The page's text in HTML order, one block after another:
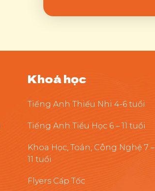
Khoá học
Tiếng Anh Thiếu Nhi 4-6 tuổi
Tiếng Anh Tiểu Học 6 – 11 tuổi
Khoa Học, Toán, Công Nghệ 7 –
11 tuổi
Flyers Cấp Tốc